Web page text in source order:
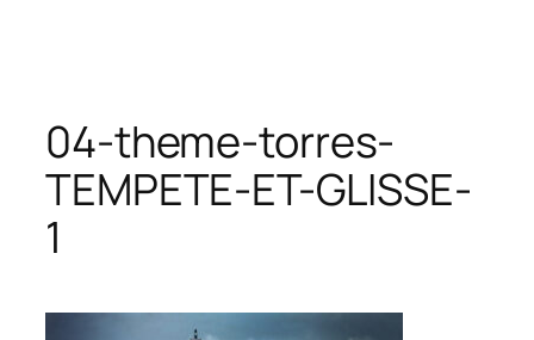
04-theme-torres-
TEMPETE-ET-GLISSE-
1